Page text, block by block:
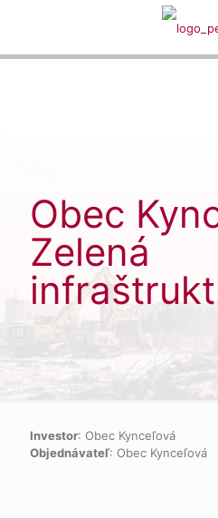
Obec
Zelená
Investor: Obec Kynceľová
Objednávateľ: Obec Kynceľová